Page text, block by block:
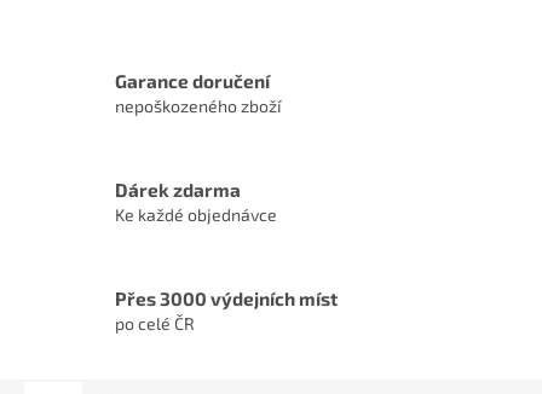
Garance doručení
nepoškozeného zboží
Dárek zdarma
Ke každé objednávce
Přes 3000 výdejních míst
po celé ČR